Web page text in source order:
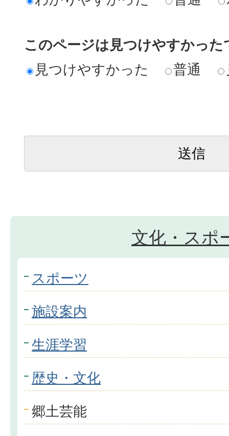
このページは見つけやすかった
見つけやすかった
普通
文化・スポ
スポーツ
施設案内
生涯学習
歴史・文化
郷土芸能